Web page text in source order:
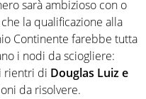
sarà ambizioso con o
la qualificazione alla
Continente farebbe tutta
i nodi da sciogliere:
rientri di Douglas Luiz e
da risolvere.